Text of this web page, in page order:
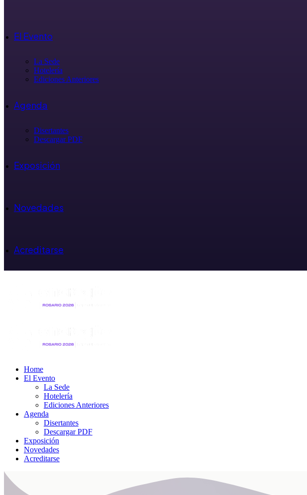
El Evento
La Sede
Hotelería
Ediciones Anteriores
Agenda
Disertantes
Descargar PDF
Exposición
Novedades
Acreditarse
Home
El Evento
La Sede
Hotelería
Ediciones Anteriores
Agenda
Disertantes
Descargar PDF
Exposición
Novedades
Acreditarse